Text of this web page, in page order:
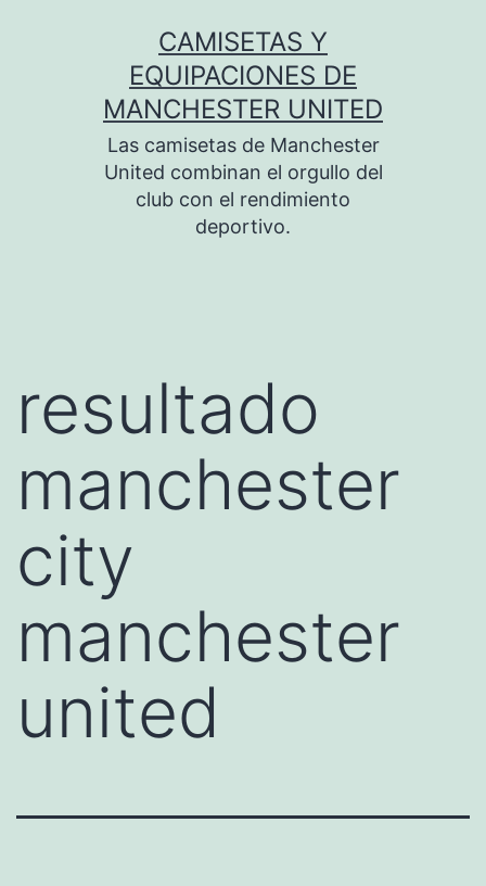
CAMISETAS Y
EQUIPACIONES DE
MANCHESTER UNITED
Las camisetas de Manchester
United combinan el orgullo del
club con el rendimiento
deportivo.
resultado
manchester
city
manchester
united